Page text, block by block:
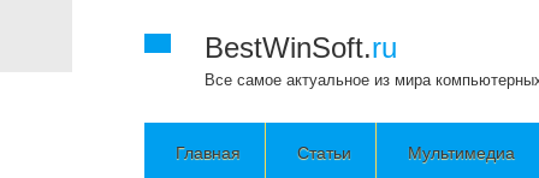
BestWinSoft.ru
Все самое актуальное из мира
Главная Статьи Мультимедиа